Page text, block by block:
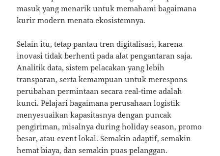
masuk yang menarik untuk memahami bagaimana
kurir modern menata ekosistemnya.
Selain itu, tetap pantau tren digitalisasi, karena
inovasi tidak berhenti pada alat pengantaran saja.
Analitik data, sistem pelacakan yang lebih
transparan, serta kemampuan untuk merespons
perubahan permintaan secara real-time adalah
kunci. Pelajari bagaimana perusahaan logistik
menyesuaikan kapasitasnya dengan puncak
pengiriman, misalnya during holiday season, promo
besar, atau event lokal. Semakin adaptif, semakin
hemat biaya, dan semakin puas pelanggan.